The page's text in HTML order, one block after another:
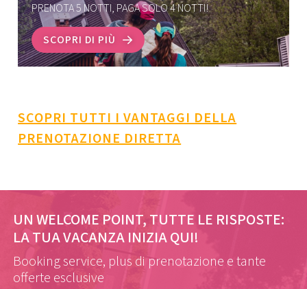
PRENOTA 5 NOTTI, PAGA SOLO 4 NOTTI!
SCOPRI DI PIÙ
SCOPRI TUTTI I VANTAGGI DELLA
PRENOTAZIONE DIRETTA
UN WELCOME POINT, TUTTE LE RISPOSTE:
LA TUA VACANZA INIZIA QUI!
Booking service, plus di prenotazione e tante
offerte esclusive